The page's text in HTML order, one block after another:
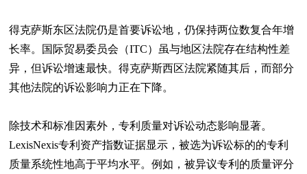
得克萨斯东区法院仍是首要诉讼地，仍保持两位数复合年增
长率。国际贸易委员会（ITC）虽与地区法院存在结构性差
异，但诉讼增速最快。得克萨斯西区法院紧随其后，而部分
其他法院的诉讼影响力正在下降。
除技术和标准因素外，专利质量对诉讼动态影响显著。
LexisNexis专利资产指数证据显示，被选为诉讼标的的专利
质量系统性地高于平均水平。例如，被异议专利的质量评分